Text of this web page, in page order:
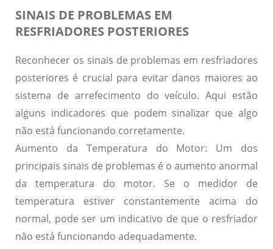
SINAIS DE PROBLEMAS EM
RESFRIADORES POSTERIORES
Reconhecer os sinais de problemas em resfriadores
posteriores é crucial para evitar danos maiores ao
sistema de arrefecimento do veículo. Aqui estão
alguns indicadores que podem sinalizar que algo
não está funcionando corretamente.
Aumento da Temperatura do Motor: Um dos
principais sinais de problemas é o aumento anormal
da temperatura do motor. Se o medidor de
temperatura estiver constantemente acima do
normal, pode ser um indicativo de que o resfriador
não está funcionando adequadamente.